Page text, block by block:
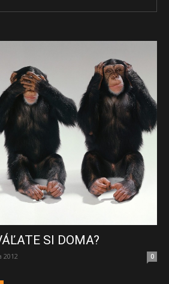
SI DOMA?
2012 0